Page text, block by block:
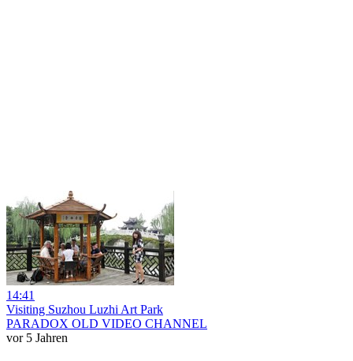
14:41
Visiting Suzhou Luzhi Art Park
PARADOX OLD VIDEO CHANNEL
vor 5 Jahren